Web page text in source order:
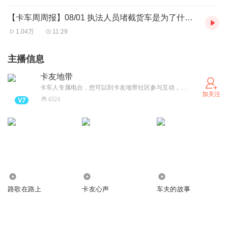
【卡车周周报】08/01 执法人员堵截货车是为了什么？
1.04万 11:29
主播信息
卡友地带
卡车人专属电台，您可以到卡友地带社区参与互动，打开:卡友地带app点击“发现”，即可收听节目~丰富你的生活
4324
加关注
路歌在路上 卡友心声 车夫的故事